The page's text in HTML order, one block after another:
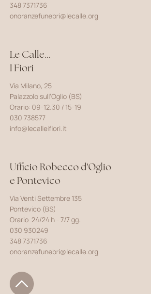
348 7371736
onoranzefunebri@lecalle.org
Le Calle...
I Fiori
Via Milano, 25
Palazzolo sull’Oglio (BS)
Orario: 09-12.30 / 15-19
030 738577
info@lecalleifiori.it
Ufficio Robecco d'Oglio
e Pontevico
Via Venti Settembre 135
Pontevico (BS)
Orario 24/24 h - 7/7 gg.
030 930249
348 7371736
onoranzefunebri@lecalle.org